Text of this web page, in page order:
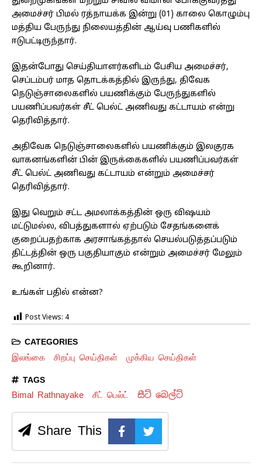
அமைச்சர் பிமல் ரத்நாயக்க இன்று (01) காலை கொழும்பு
மத்திய பேருந்து நிலையத்தின் ஆய்வு பணிகளில்
ஈடுபட்டிருந்தார்.
இதன்போது செய்தியாளர்களிடம் பேசிய அமைச்சர்,
செப்டம்பர் மாத தொடக்கத்தில் இருந்து, திவேக
நெடுஞ்சாலைகளில் பயணிக்கும் பேருந்துகளில்
பயணிப்பவர்கள் சீட் பெல்ட் அணிவது கட்டாயம் என்று
தெரிவித்தார்.
அதிவேக நெடுஞ்சாலைகளில் பயணிக்கும் இலகுரக
வாகனங்களின் பின் இருக்கைகளில் பயணிப்பவர்கள்
சீட் பெல்ட் அணிவது கட்டாயம் என்றும் அமைச்சர்
தெரிவித்தார்.
இது வெறும் சட்ட அமலாக்கத்தின் ஒரு விஷயம்
மட்டுமல்ல, விபத்துகளால் ஏற்படும் சேதங்களைக்
குறைப்பதற்காக அரசாங்கத்தால் செயல்படுத்தப்படும்
திட்டத்தின் ஒரு பகுதியாகும் என்றும் அமைச்சர் மேலும்
கூறினார்.
உங்கள் பதில் என்ன?
Post Views: 4
CATEGORIES
இலங்கை சிறப்பு செய்திகள் முக்கிய செய்திகள்
TAGS
Bimal Rathnayake சீட் பெல்ட் සීට් බෙල්ට්
Share This